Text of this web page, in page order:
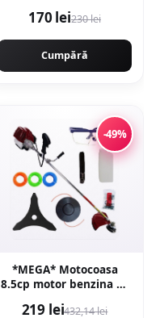
Suv 10.18-
170 lei230 lei
Cumpără
-49%
*MEGA* Motocoasa
8.5cp motor benzina 2T
7 stele, 10 accesorii
219 lei432,14 lei